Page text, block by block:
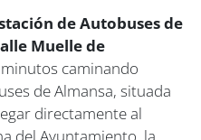
de Autobuses de
Muelle de
caminando
de Almansa, situada
directamente al
del Ayuntamiento, la